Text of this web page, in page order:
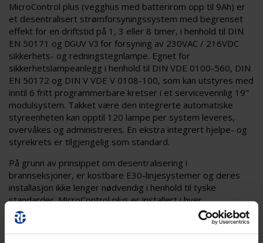
MicroControl plus (vegghus med batterirom opp til 9Ah) er
et desentralisert strømforsyningssystem med begrenset
effekt for en driftstid på 1, 3 eller 8 timer, i henhold til DIN
EN 50171 og DGUV V3 for forsyning av 230VAC / 216VDC
sikkerhets- og redningstegnlampe. Egnet for
sikkerhetslampeanlegg i henhold til DIN VDE 0100-560, DIN
EN 50172 og DIN V VDE V 0108-100, som kan utstyres med
inntil 6 fritt programmerbare kretser i et servicevennlig 19"
modulsystem. Takket være den integrerte automatiske
styreenheten kan opptil 120 lampe per system leveres,
overvåkes og administreres. En ekstra integrert hjelpe- og
styrekrets er tilgjengelig som standard.
På grunn av prinsippet om desentralisering i
brannseksjoner, er kostbare E30-linjesystemer og deres
installasjon ikke lenger nødvendig i henhold til tyske
standarder. MicroControl plus er installert i hver
brannseksjon i et driftsrom. Forsyningsspenningen (230VAC
/ 216VDC) sikrer bruk av kommersielt tilgjengelige lampe
med elektronisk forkoblingsenhet.